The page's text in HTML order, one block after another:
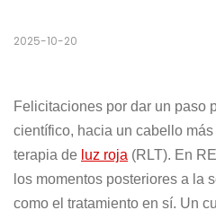
2025-10-20
Felicitaciones por dar un paso
científico, hacia un cabello
terapia de luz roja (RLT). En
los momentos posteriores a la
como el tratamiento en sí. Un